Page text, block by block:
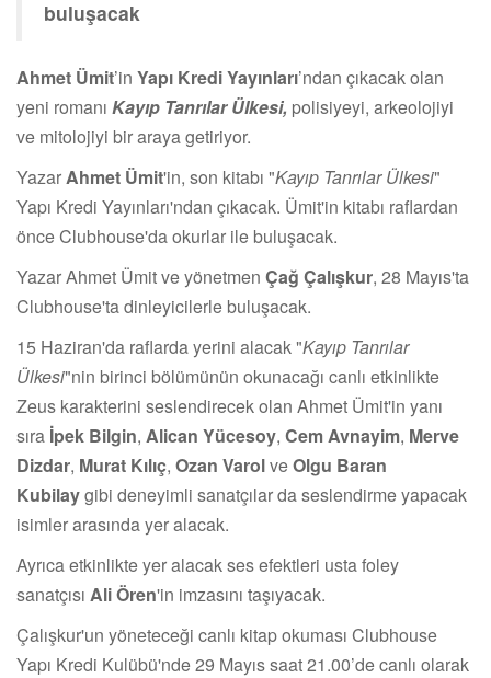
buluşacak
Ahmet Ümit’in Yapı Kredi Yayınları’ndan çıkacak olan
yeni romanı Kayıp Tanrılar Ülkesi, polisiyeyi, arkeolojiyi
ve mitolojiyi bir araya getiriyor.
Yazar Ahmet Ümit'in, son kitabı "Kayıp Tanrılar Ülkesi"
Yapı Kredi Yayınları'ndan çıkacak. Ümit'in kitabı raflardan
önce Clubhouse'da okurlar ile buluşacak.
Yazar Ahmet Ümit ve yönetmen Çağ Çalışkur, 28 Mayıs'ta
Clubhouse'ta dinleyicilerle buluşacak.
15 Haziran'da raflarda yerini alacak "Kayıp Tanrılar
Ülkesi"nin birinci bölümünün okunacağı canlı etkinlikte
Zeus karakterini seslendirecek olan Ahmet Ümit'in yanı
sıra İpek Bilgin, Alican Yücesoy, Cem Avnayim, Merve
Dizdar, Murat Kılıç, Ozan VarolveOlgu Baran
Kubilaygibi deneyimli sanatçılar da seslendirme yapacak
isimler arasında yer alacak.
Ayrıca etkinlikte yer alacak ses efektleri usta foley
sanatçısı Ali Ören'in imzasını taşıyacak.
Çalışkur'un yöneteceği canlı kitap okuması Clubhouse
Yapı Kredi Kulübü'nde 29 Mayıs saat 21.00’de canlı olarak